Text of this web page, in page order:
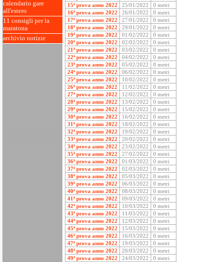
calendario gare
all'estero
11 consigli per la
maratona
archivio notizie
15ª prova anno 2022
25/01/2022
0 metri
16ª prova anno 2022
26/01/2022
0 metri
17ª prova anno 2022
27/01/2022
0 metri
18ª prova anno 2022
29/01/2022
0 metri
19ª prova anno 2022
01/02/2022
0 metri
20ª prova anno 2022
02/02/2022
0 metri
21ª prova anno 2022
03/02/2022
0 metri
22ª prova anno 2022
04/02/2022
0 metri
23ª prova anno 2022
05/02/2022
0 metri
24ª prova anno 2022
06/02/2022
0 metri
25ª prova anno 2022
10/02/2022
0 metri
26ª prova anno 2022
11/02/2022
0 metri
27ª prova anno 2022
12/02/2022
0 metri
28ª prova anno 2022
13/02/2022
0 metri
29ª prova anno 2022
15/02/2022
0 metri
30ª prova anno 2022
16/02/2022
0 metri
31ª prova anno 2022
18/02/2022
0 metri
32ª prova anno 2022
19/02/2022
0 metri
33ª prova anno 2022
20/02/2022
0 metri
34ª prova anno 2022
23/02/2022
0 metri
35ª prova anno 2022
27/02/2022
0 metri
36ª prova anno 2022
01/03/2022
0 metri
37ª prova anno 2022
02/03/2022
0 metri
38ª prova anno 2022
05/03/2022
0 metri
39ª prova anno 2022
06/03/2022
0 metri
40ª prova anno 2022
08/03/2022
0 metri
41ª prova anno 2022
09/03/2022
0 metri
42ª prova anno 2022
10/03/2022
0 metri
43ª prova anno 2022
11/03/2022
0 metri
44ª prova anno 2022
12/03/2022
0 metri
45ª prova anno 2022
15/03/2022
0 metri
46ª prova anno 2022
16/03/2022
0 metri
47ª prova anno 2022
19/03/2022
0 metri
48ª prova anno 2022
20/03/2022
0 metri
49ª prova anno 2022
24/03/2022
0 metri